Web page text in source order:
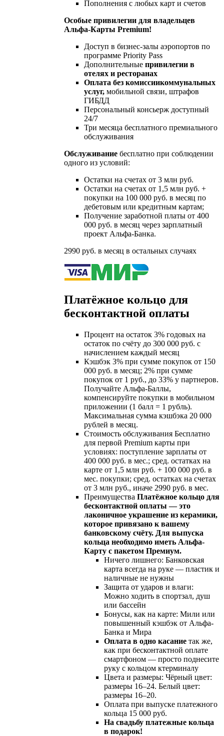
Пополнения с любых карт и счетов
Особые привилегии для владельцев
Альфа-Карты Premium!
Доступ в бизнес-залы аэропортов по
программе Priority Pass
Дополнительные привилегии в
отелях и ресторанах
Оплата без комиссиикоммунальных
услуг, мобильной связи, штрафов
ГИБДД
Персональный консьерж доступный
24/7
Три месяца бесплатного премиального
обслуживания
Обслуживание бесплатно при соблюдении
одного из условий:
Остатки на счетах от 3 млн руб.
Остатки на счетах от 1,5 млн руб. +
покупки на 100 000 руб. в месяц по
дебетовым или кредитным картам;
Получение заработной платы от 400
000 руб. в месяц через зарплатный
проект Альфа-Банка.
2990 руб. в месяц в остальных случаях
Платёжное кольцо для
бесконтактной оплаты
Процент на остаток 3% годовых на
остаток по счёту до 300 000 руб. с
начислением каждый месяц
Кэшбэк 3% при сумме покупок от 150
000 руб. в месяц; 2% при сумме
покупок от 1 руб., до 33% у партнеров.
Получайте Альфа-Баллы,
компенсируйте покупки в мобильном
приложении (1 балл = 1 рубль).
Максимальная сумма кэшбэка 20 000
рублей в месяц.
Стоимость обслуживания Бесплатно
для первой Premium карты при
условиях: поступление зарплаты от
400 000 руб. в мес.; сред. остатках на
карте от 1,5 млн руб. + 100 000 руб. в
мес. покупки; сред. остатках на счетах
от 3 млн руб., иначе 2990 руб. в мес.
Преимущества Платёжное кольцо для
бесконтактной оплаты — это
лаконичное украшение из керамики,
которое привязано к вашему
банковскому счёту. Для выпуска
кольца необходимо иметь Альфа-
Карту с пакетом Премиум.
Ничего лишнего: Банковская
карта всегда на руке — пластик и
наличные не нужны
Защита от ударов и влаги:
Можно ходить в спортзал, душ
или бассейн
Бонусы, как на карте: Мили или
повышенный кэшбэк от Альфа-
Банка и Мира
Оплата в одно касание так же,
как при бесконтактной оплате
смартфоном — просто поднесите
руку с кольцом ктерминалу
Цвета и размеры: Чёрный цвет:
размеры 16–24. Белый цвет:
размеры 16–20.
Оплата при выпуске платежного
кольца 15 000 руб.
На свадьбу платежные кольца
в подарок!